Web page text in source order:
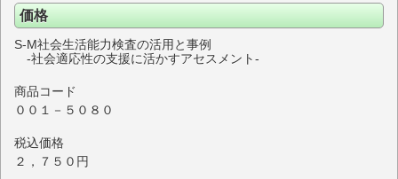
価格
S-M社会生活能力検査の活用と事例
‐社会適応性の支援に活かすアセスメント‐
商品コード
００１－５０８０
税込価格
２，７５０円